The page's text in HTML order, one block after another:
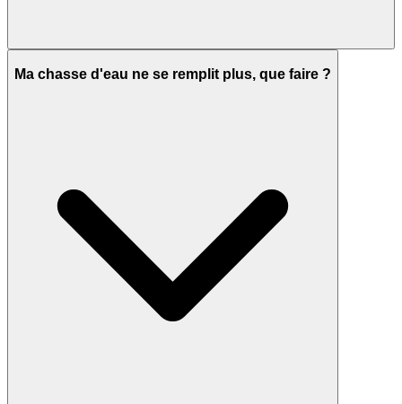
Ma chasse d'eau ne se remplit plus, que faire ?